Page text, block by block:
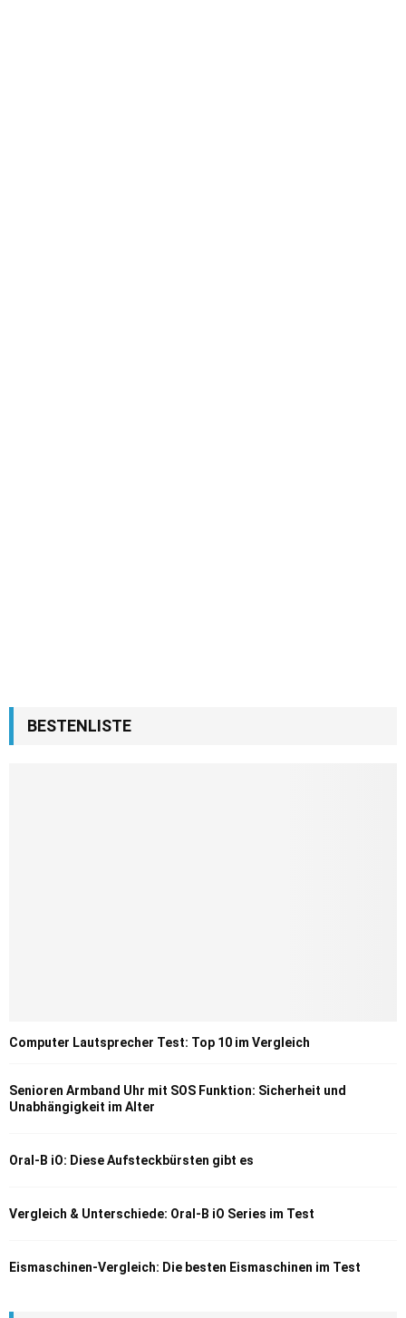
BESTENLISTE
Computer Lautsprecher Test: Top 10 im Vergleich
Senioren Armband Uhr mit SOS Funktion: Sicherheit und
Unabhängigkeit im Alter
Oral-B iO: Diese Aufsteckbürsten gibt es
Vergleich & Unterschiede: Oral-B iO Series im Test
Eismaschinen-Vergleich: Die besten Eismaschinen im Test